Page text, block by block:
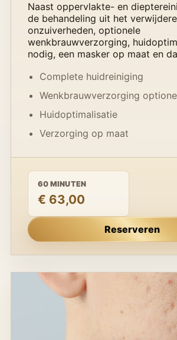
Naast oppervlakte- en
de behandeling uit het
onzuiverheden, optionele
wenkbrauwverzorging,
nodig, een masker op maat en
Complete huidreiniging
Wenkbrauwverzorging
Huidoptimalisatie
Verzorging op maat
60 MINUTEN
€ 63,00
Reserveren